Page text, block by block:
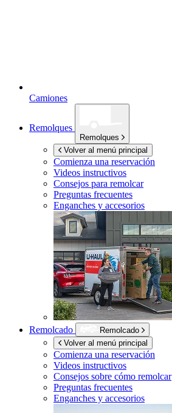
Camiones
Remolques
Remolques
Volver al menú principal
Comienza una reservación
Videos instructivos
Consejos para remolcar
Preguntas frecuentes
Enganches y accesorios
Remolcado
Remolcado
Volver al menú principal
Comienza una reservación
Videos instructivos
Consejos sobre cómo remolcar
Preguntas frecuentes
Enganches y accesorios